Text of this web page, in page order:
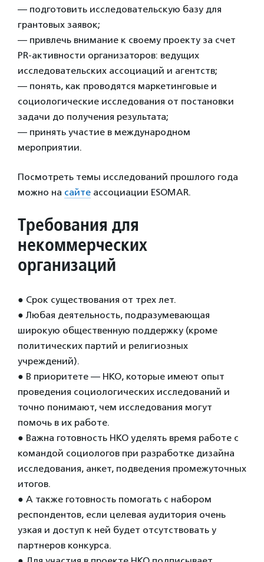
— подготовить исследовательскую базу для
грантовых заявок;
— привлечь внимание к своему проекту за счет
PR-активности организаторов: ведущих
исследовательских ассоциаций и агентств;
— понять, как проводятся маркетинговые и
социологические исследования от постановки
задачи до получения результата;
— принять участие в международном
мероприятии.
Посмотреть темы исследований прошлого года
можно на сайте ассоциации ESOMAR.
Требования для
некоммерческих
организаций
● Срок существования от трех лет.
● Любая деятельность, подразумевающая
широкую общественную поддержку (кроме
политических партий и религиозных
учреждений).
● В приоритете — НКО, которые имеют опыт
проведения социологических исследований и
точно понимают, чем исследования могут
помочь в их работе.
● Важна готовность НКО уделять время работе с
командой социологов при разработке дизайна
исследования, анкет, подведения промежуточных
итогов.
● А также готовность помогать с набором
респондентов, если целевая аудитория очень
узкая и доступ к ней будет отсутствовать у
партнеров конкурса.